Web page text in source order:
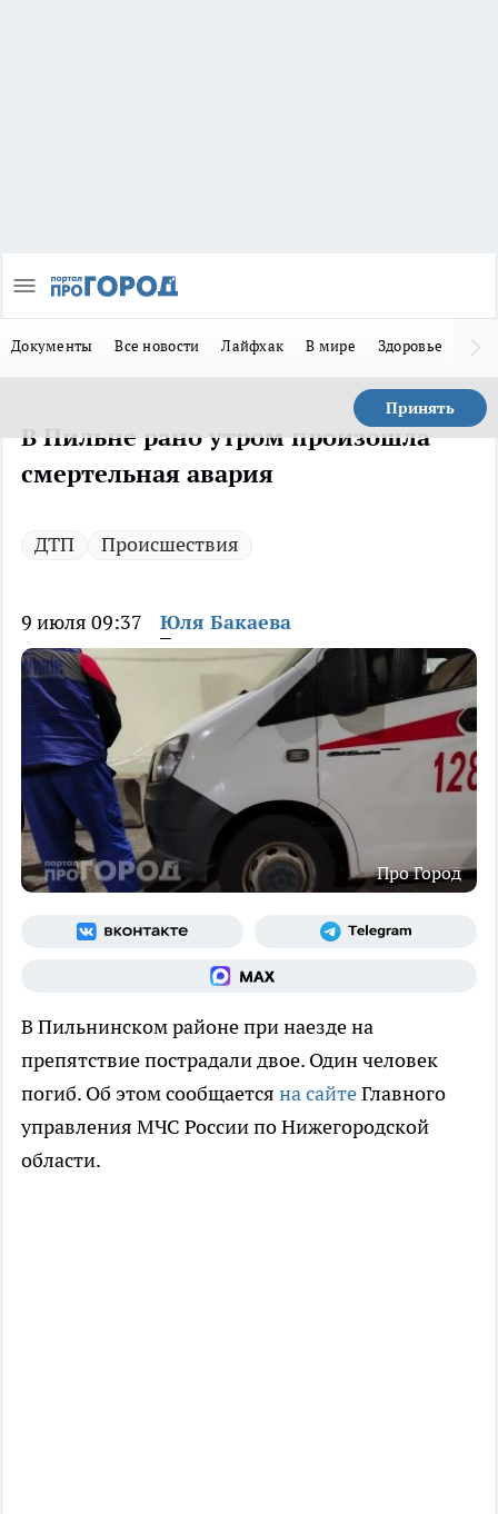
Документы Все новости Лайфхак В мире Здоровье
Принять
В Пильне рано утром произошла
смертельная авария
ДТП Происшествия
9 июля 09:37 Юля Бакаева
Про Город
В Пильнинском районе при наезде на
препятствие пострадали двое. Один человек
погиб. Об этом сообщается на сайтеГлавного
управления МЧС России по Нижегородской
области.